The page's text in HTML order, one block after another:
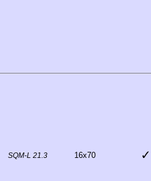
SQM-L 21.3 16x70 ✓